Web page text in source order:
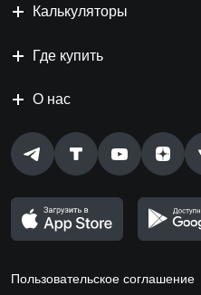
Калькуляторы
Где купить
О нас
Пользовательское соглашение